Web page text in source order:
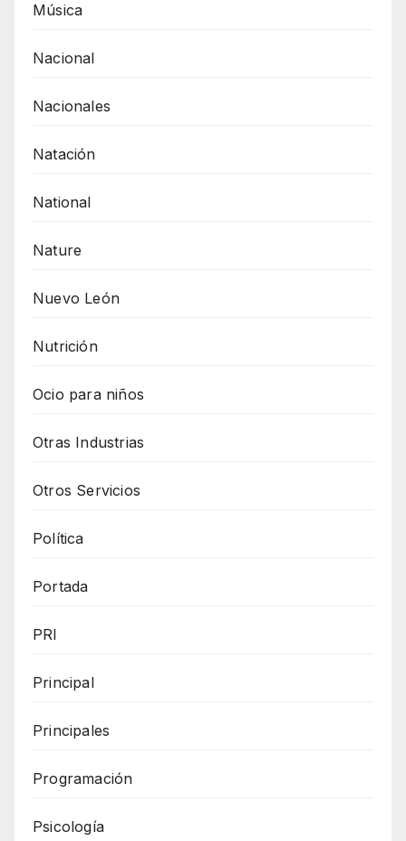
Música
Nacional
Nacionales
Natación
National
Nature
Nuevo León
Nutrición
Ocio para niños
Otras Industrias
Otros Servicios
Política
Portada
PRI
Principal
Principales
Programación
Psicología